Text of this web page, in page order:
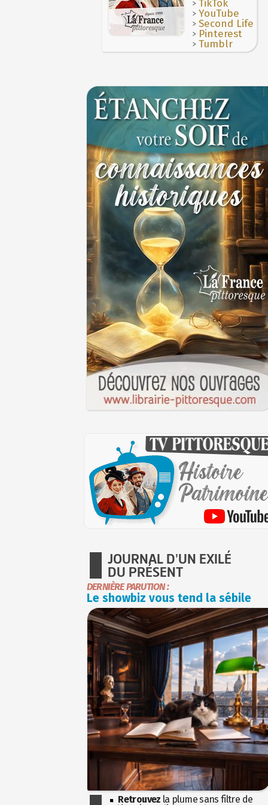
JOURNAL D'UN EXILÉ
DU PRÉSENT
DERNIÈRE PARUTION :
Le showbiz vous tend la sébile
Retrouvez la plume sans filtre de
>TikTok
>YouTube
>Second Life
> Pinterest
>Tumblr